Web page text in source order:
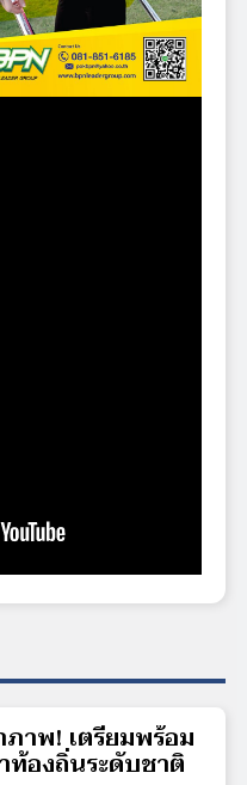
ภาพ! เตรียมพร้อม
ท้องถิ่นระดับชาติ